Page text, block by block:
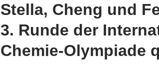
Stella, Cheng und
3. Runde der
Chemie-Olympiade